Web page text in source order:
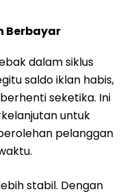
Berbayar
dalam siklus
saldo iklan habis,
seketika. Ini
untuk
pelanggan
stabil. Dengan